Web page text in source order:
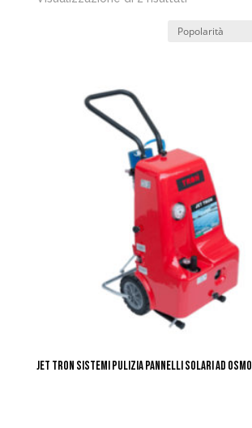
JET TRON SISTEMI PULIZIA PANNELLI SOLARI AD